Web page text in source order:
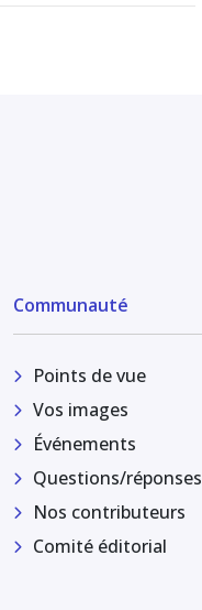
Communauté
Points de vue
Vos images
Événements
Questions/réponses
Nos contributeurs
Comité éditorial